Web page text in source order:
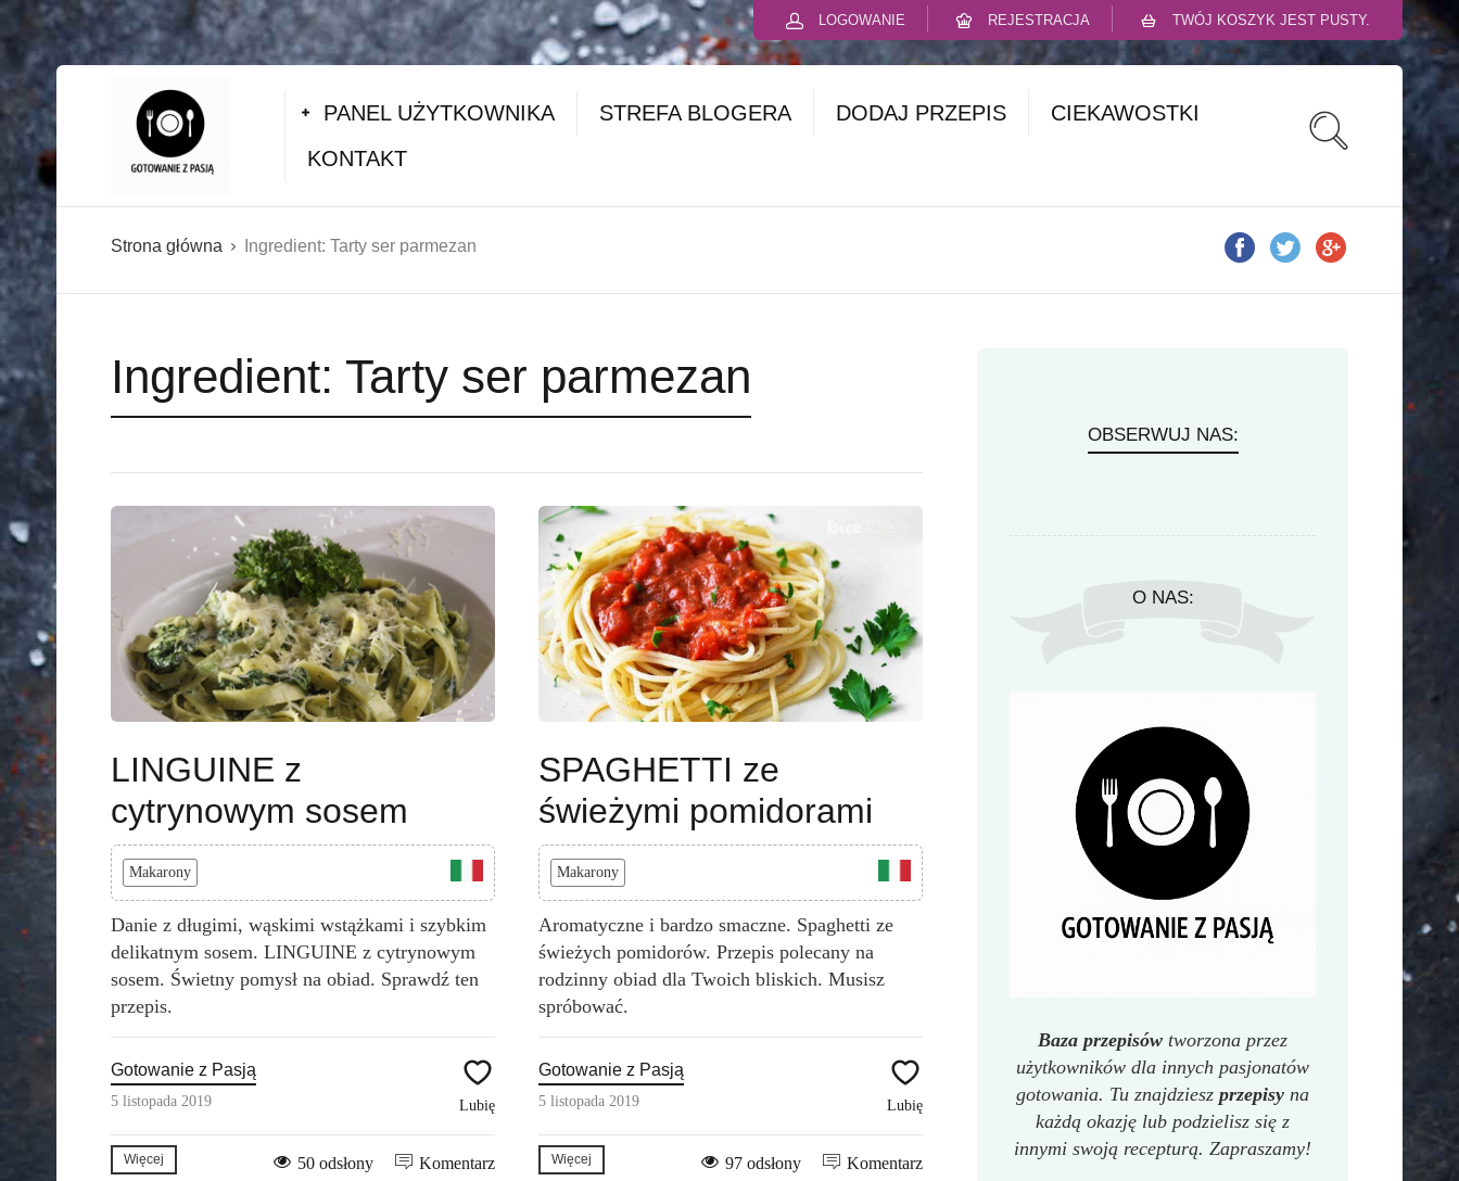
LOGOWANIE REJESTRACJA TWÓJ KOSZYK JEST PUSTY.
PANEL UŻYTKOWNIKA STREFA BLOGERA DODAJ PRZEPIS
CIEKAWOSTKI
KONTAKT
Strona główna Ingredient: Tarty ser parmezan
Ingredient: Tarty ser parmezan
LINGUINE z
cytrynowym sosem
Makarony
Danie z długimi, wąskimi wstążkami i szybkim
delikatnym sosem. LINGUINE z cytrynowym
sosem. Świetny pomysł na obiad. Sprawdź ten
przepis.
Gotowanie z Pasją
5 listopada 2019 Lubię
Więcej Komentarz
50 odsłony
SPAGHETTI ze
świeżymi pomidorami
Makarony
Aromatyczne i bardzo smaczne. Spaghetti ze
świeżych pomidorów. Przepis polecany na
rodzinny obiad dla Twoich bliskich. Musisz
spróbować.
Gotowanie z Pasją
5 listopada 2019 Lubię
Więcej Komentarz
97 odsłony
OBSERWUJ NAS:
O NAS:
Baza przepisów tworzona przez
użytkowników dla innych pasjonatów
gotowania. Tu znajdziesz przepisy na
każdą okazję lub podzielisz się z
innymi swoją recepturą. Zapraszamy!